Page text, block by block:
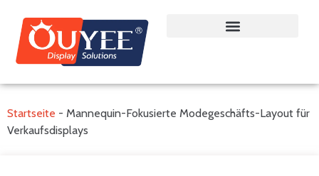
Startseite - Mannequin-Fokusierte Modegeschäfts-Layout für
Verkaufsdisplays